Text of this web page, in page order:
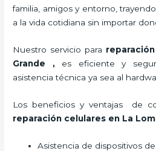
familia, amigos y entorno,
a la vida cotidiana sin importar
Nuestro servicio para
Grande
,es eficiente y
asistencia técnica ya sea al
Los beneficios y ventajas de
reparación celulares en La
Asistencia de dispositivos